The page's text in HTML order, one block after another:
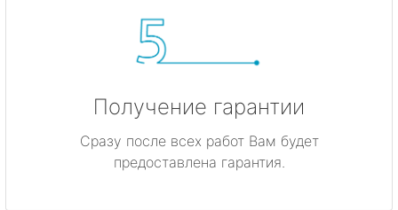
Получение гарантии
Сразу после всех работ Вам будет
предоставлена гарантия.